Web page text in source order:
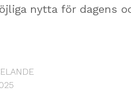
nytta för dagens